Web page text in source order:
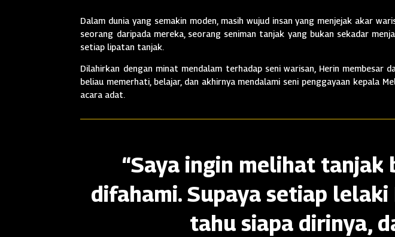
Dalam dunia yang semakin moden, masih wujud insan yang menjejak akar
seorang daripada mereka, seorang seniman tanjak yang bukan sekadar
setiap lipatan tanjak.
Dilahirkan dengan minat mendalam terhadap seni warisan, Herin membesar
beliau memerhati, belajar, dan akhirnya mendalami seni penggayaan kepala
acara adat.
“Saya ingin melihat
difahami. Supaya setiap
tahu siapa dirinya,